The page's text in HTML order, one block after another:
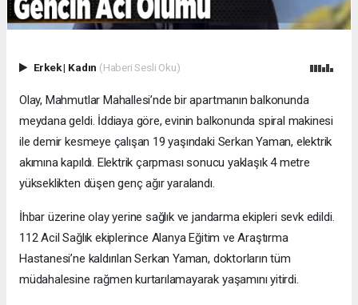
Erkek| Kadın (Haberi Sesli Oku)
Olay, Mahmutlar Mahallesi’nde bir apartmanın balkonunda
meydana geldi. İddiaya göre, evinin balkonunda spiral makinesi
ile demir kesmeye çalışan 19 yaşındaki Serkan Yaman, elektrik
akımına kapıldı. Elektrik çarpması sonucu yaklaşık 4 metre
yükseklikten düşen genç ağır yaralandı.
İhbar üzerine olay yerine sağlık ve jandarma ekipleri sevk edildi.
112 Acil Sağlık ekiplerince Alanya Eğitim ve Araştırma
Hastanesi’ne kaldırılan Serkan Yaman, doktorların tüm
müdahalesine rağmen kurtarılamayarak yaşamını yitirdi.